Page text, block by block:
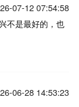
07-12 07:54:58
不是最好的，也
06-28 14:53:23